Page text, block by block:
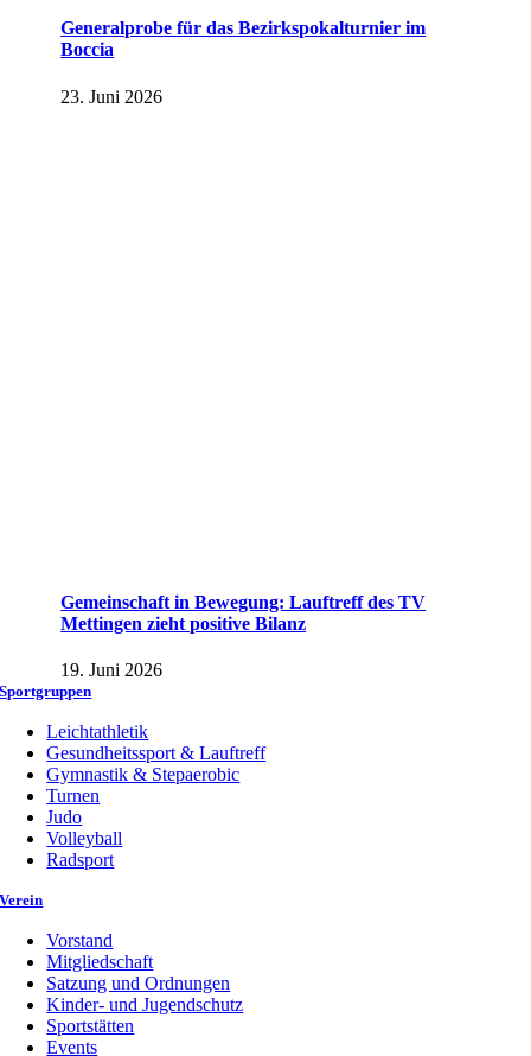
Generalprobe für das Bezirkspokalturnier im
Boccia
23. Juni 2026
Gemeinschaft in Bewegung: Lauftreff des TV
Mettingen zieht positive Bilanz
19. Juni 2026
Sportgruppen
Leichtathletik
Gesundheitssport & Lauftreff
Gymnastik & Stepaerobic
Turnen
Judo
Volleyball
Radsport
Verein
Vorstand
Mitgliedschaft
Satzung und Ordnungen
Kinder- und Jugendschutz
Sportstätten
Events